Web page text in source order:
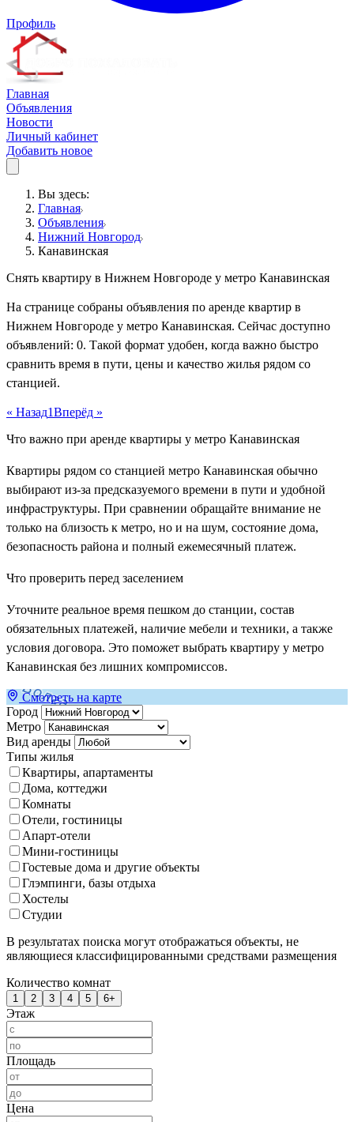
Профиль
Главная
Объявления
Новости
Личный кабинет
Добавить новое
Вы здесь:
Главная
Объявления
Нижний Новгород
Канавинская
Снять квартиру в Нижнем Новгороде у метро Канавинская
На странице собраны объявления по аренде квартир в
Нижнем Новгороде у метро Канавинская. Сейчас доступно
объявлений: 0. Такой формат удобен, когда важно быстро
сравнить время в пути, цены и качество жилья рядом со
станцией.
« Назад1Вперёд »
Что важно при аренде квартиры у метро Канавинская
Квартиры рядом со станцией метро Канавинская обычно
выбирают из-за предсказуемого времени в пути и удобной
инфраструктуры. При сравнении обращайте внимание не
только на близость к метро, но и на шум, состояние дома,
безопасность района и полный ежемесячный платеж.
Что проверить перед заселением
Уточните реальное время пешком до станции, состав
обязательных платежей, наличие мебели и техники, а также
условия договора. Это поможет выбрать квартиру у метро
Канавинская без лишних компромиссов.
Смотреть на карте
Город
Метро
Вид аренды
Типы жилья
Квартиры, апартаменты
Дома, коттеджи
Комнаты
Отели, гостиницы
Апарт-отели
Мини-гостиницы
Гостевые дома и другие объекты
Глэмпинги, базы отдыха
Хостелы
Студии
В результатах поиска могут отображаться объекты, не
являющиеся классифицированными средствами размещения
Количество комнат
1 2 3 4 5 6+
Этаж
Площадь
Цена